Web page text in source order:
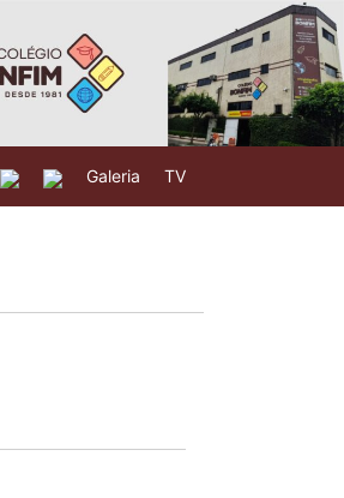
Galeria TV